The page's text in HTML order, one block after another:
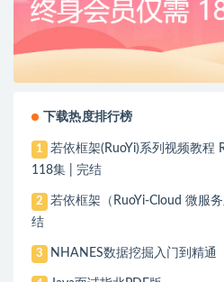
下载热度排行榜
1
若依框架(RuoYi)系列视频教程
118集 | 完结
2
若依框架（RuoYi-Cloud 微服
结
3 NHANES数据挖掘入门到精通